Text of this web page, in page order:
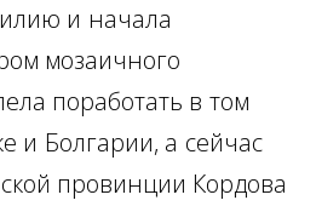
и начала
мозаичного
поработать в том
и Болгарии, а сейчас
провинции Кордова